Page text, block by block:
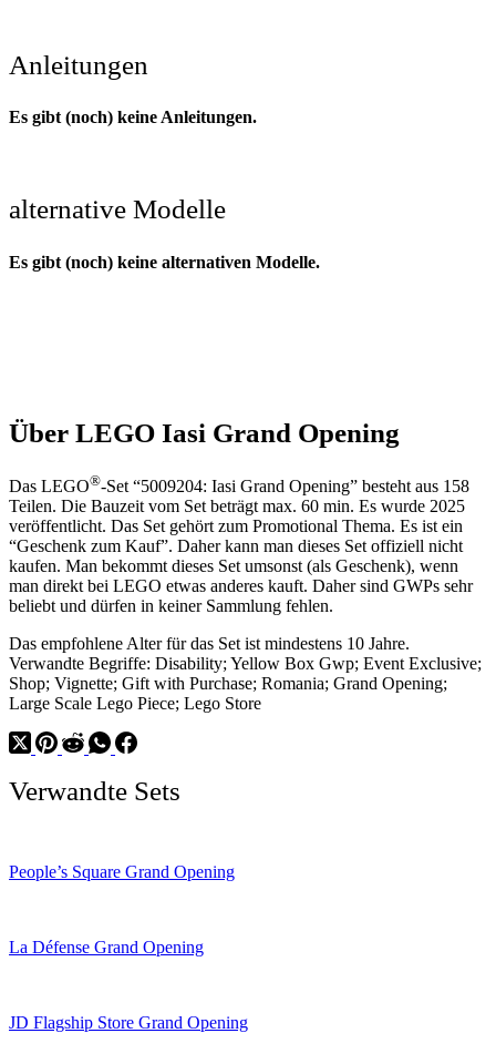
Anleitungen
Es gibt (noch) keine Anleitungen.
alternative Modelle
Es gibt (noch) keine alternativen Modelle.
Über LEGO Iasi Grand Opening
Das LEGO®-Set “5009204: Iasi Grand Opening” besteht aus 158
Teilen. Die Bauzeit vom Set beträgt max. 60 min. Es wurde 2025
veröffentlicht. Das Set gehört zum Promotional Thema. Es ist ein
“Geschenk zum Kauf”. Daher kann man dieses Set offiziell nicht
kaufen. Man bekommt dieses Set umsonst (als Geschenk), wenn
man direkt bei LEGO etwas anderes kauft. Daher sind GWPs sehr
beliebt und dürfen in keiner Sammlung fehlen.
Das empfohlene Alter für das Set ist mindestens 10 Jahre.
Verwandte Begriffe: Disability; Yellow Box Gwp; Event Exclusive;
Shop; Vignette; Gift with Purchase; Romania; Grand Opening;
Large Scale Lego Piece; Lego Store
Verwandte Sets
People’s Square Grand Opening
La Défense Grand Opening
JD Flagship Store Grand Opening